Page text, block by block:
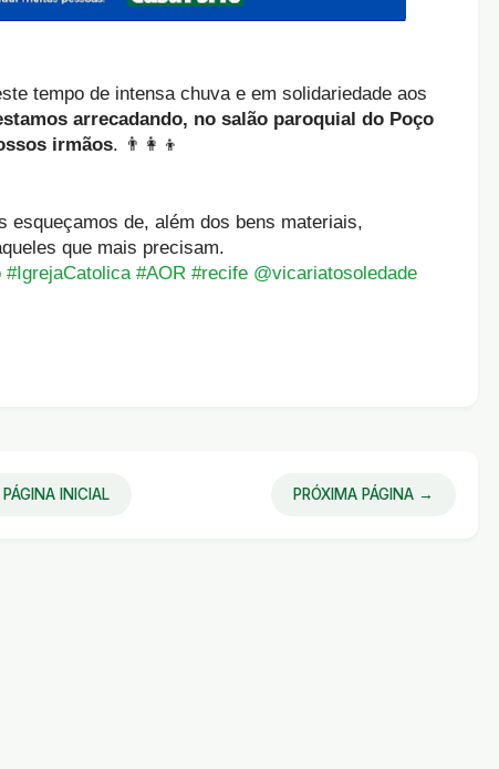
tempo de intensa chuva e em solidariedade aos
arrecadando, no salão paroquial do Poço
irmãos. 👨‍👩‍👦
esqueçamos de, além dos bens materiais,
que mais precisam.
#IgrejaCatolica #AOR #recife @vicariatosoledade
PÁGINA INICIAL PRÓXIMA PÁGINA →